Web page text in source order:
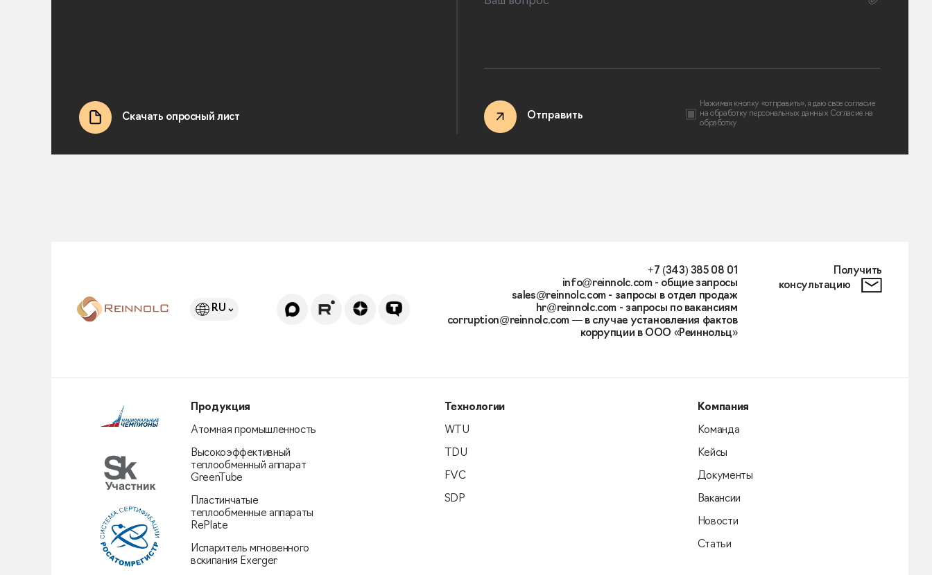
Скачать опросный лист Отправить
Нажимая кнопку «отправить», я даю свое согласие
наобработку персональных данных Согласие на
обработку
RU
+7 (343) 385 08 01
info@reinnolc.com- общие запросы
sales@reinnolc.com- запросы в отдел продаж
hr@reinnolc.com - запросы по вакансиям
corruption@reinnolc.com — в случае установления фактов
коррупции в ООО «Реиннольц»
Получить
консультацию
Продукция
Атомная промышленность
Высокоэффективный
теплообменный аппарат
GreenTube
Пластинчатые
теплообменные аппараты
RePlate
Испаритель мгновенного
вскипания Exerger
Технологии
WTU
TDU
FVC
SDP
Компания
Команда
Кейсы
Документы
Вакансии
Новости
Статьи